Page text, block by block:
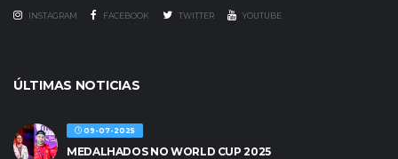
INSTAGRAM FACEBOOK TWITTER YOUTUBE
ÚLTIMAS NOTICIAS
09-07-2025
MEDALHADOS NO WORLD CUP 2025